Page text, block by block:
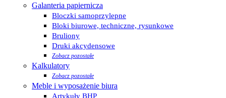
Galanteria papiernicza
Bloczki samoprzylepne
Bloki biurowe, techniczne, rysunkowe
Bruliony
Druki akcydensowe
Zobacz pozostałe
Kalkulatory
Zobacz pozostałe
Meble i wyposażenie biura
Artykuły BHP